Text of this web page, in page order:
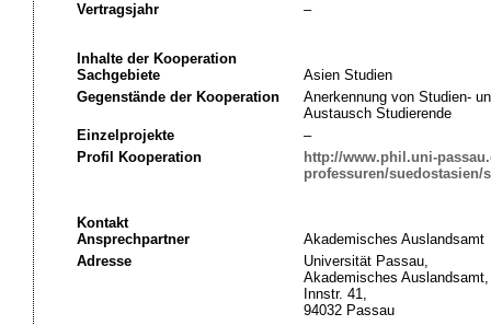
Vertragsjahr
–
Inhalte der Kooperation
Sachgebiete
Asien Studien
Gegenstände der Kooperation
Anerkennung von Studien-
Austausch Studierende
Einzelprojekte
–
Profil Kooperation
http://www.phil.uni-
professuren/suedostasien/
Kontakt
Ansprechpartner
Akademisches Auslandsamt
Adresse
Universität Passau,
Akademisches Auslandsamt,
Innstr. 41,
94032 Passau